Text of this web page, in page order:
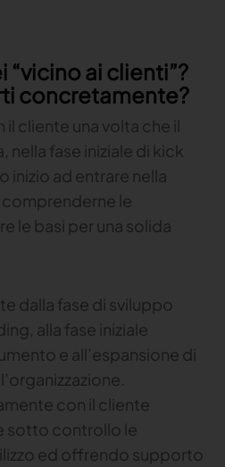
“vicino ai clienti”?
concretamente?
cliente una volta che il
fase iniziale di kick
inizio ad entrare nella
le
le basi per una solida
dalla fase di sviluppo
alla fase iniziale
e all’espansione di
con il cliente
sotto controllo le
ed offrendo supporto